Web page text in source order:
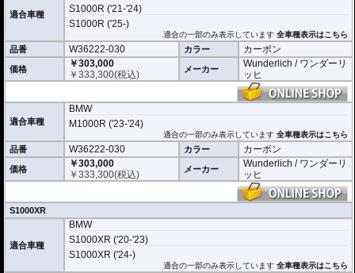
適合車種
S1000R ('21-'24)
S1000R ('25-)
適合の一部のみ表示しています全車種表示はこちら
品番 W36222-030 カラー カーボン
価格
￥303,000
￥333,300(税込) メーカー
Wunderlich / ワンダーリ
ッヒ
適合車種
BMW
M1000R ('23-'24)
適合の一部のみ表示しています全車種表示はこちら
品番 W36222-030 カラー カーボン
価格
￥303,000
￥333,300(税込) メーカー
Wunderlich / ワンダーリ
ッヒ
S1000XR
適合車種
BMW
S1000XR ('20-'23)
S1000XR ('24-)
適合の一部のみ表示しています全車種表示はこちら